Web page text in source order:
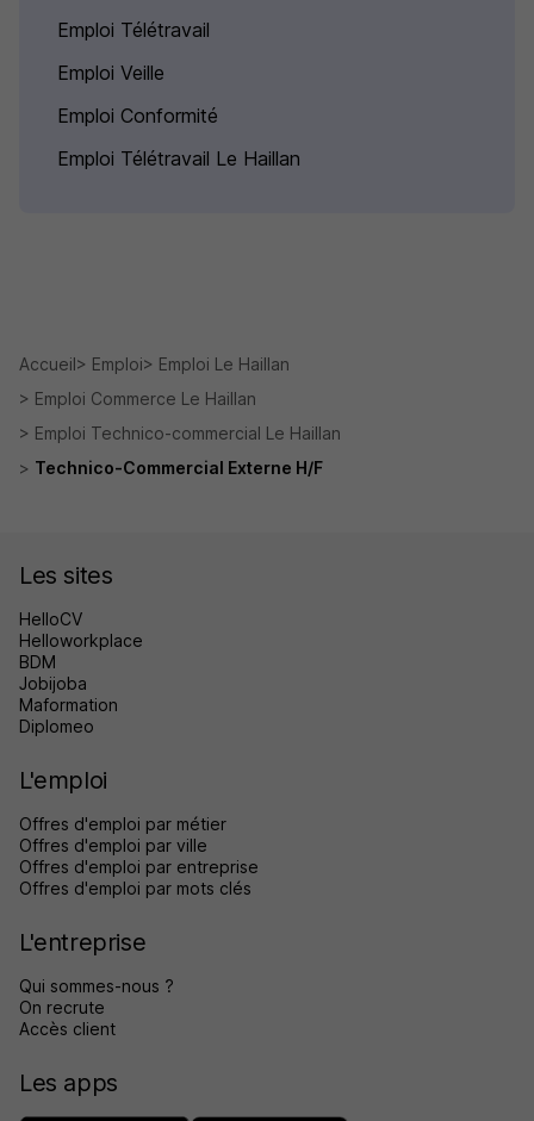
Emploi Télétravail
Emploi Veille
Emploi Conformité
Emploi Télétravail Le Haillan
Accueil Emploi
Emploi Le Haillan
Emploi Commerce Le Haillan
Emploi Technico-commercial Le Haillan
Technico-Commercial Externe H/F
Les sites
HelloCV
Helloworkplace
BDM
Jobijoba
Maformation
Diplomeo
L'emploi
Offres d'emploi par métier
Offres d'emploi par ville
Offres d'emploi par entreprise
Offres d'emploi par mots clés
L'entreprise
Qui sommes-nous ?
On recrute
Accès client
Les apps